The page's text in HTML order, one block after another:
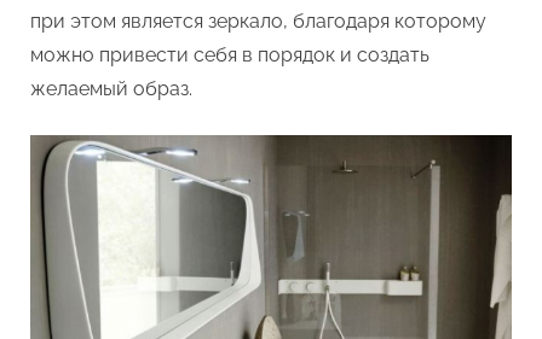
при этом является зеркало, благодаря которому
можно привести себя в порядок и создать
желаемый образ.